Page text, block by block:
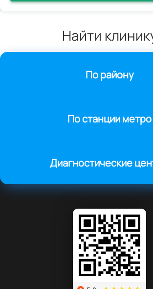
Найти
По району
По станции метро
Диагностические